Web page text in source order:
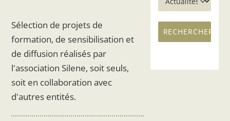
Sélection de projets de
formation, de sensibilisation et
de diffusion réalisés par
l'association Silene, soit seuls,
soit en collaboration avec
d'autres entités.